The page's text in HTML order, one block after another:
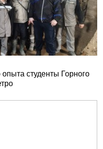
студенты Горного